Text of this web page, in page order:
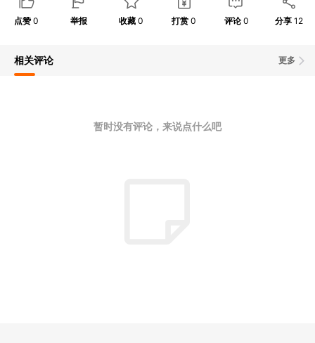
点赞0 举报 收藏0 打赏 0 评论0 分享 12
更多
相关评论
暂时没有评论，来说点什么吧